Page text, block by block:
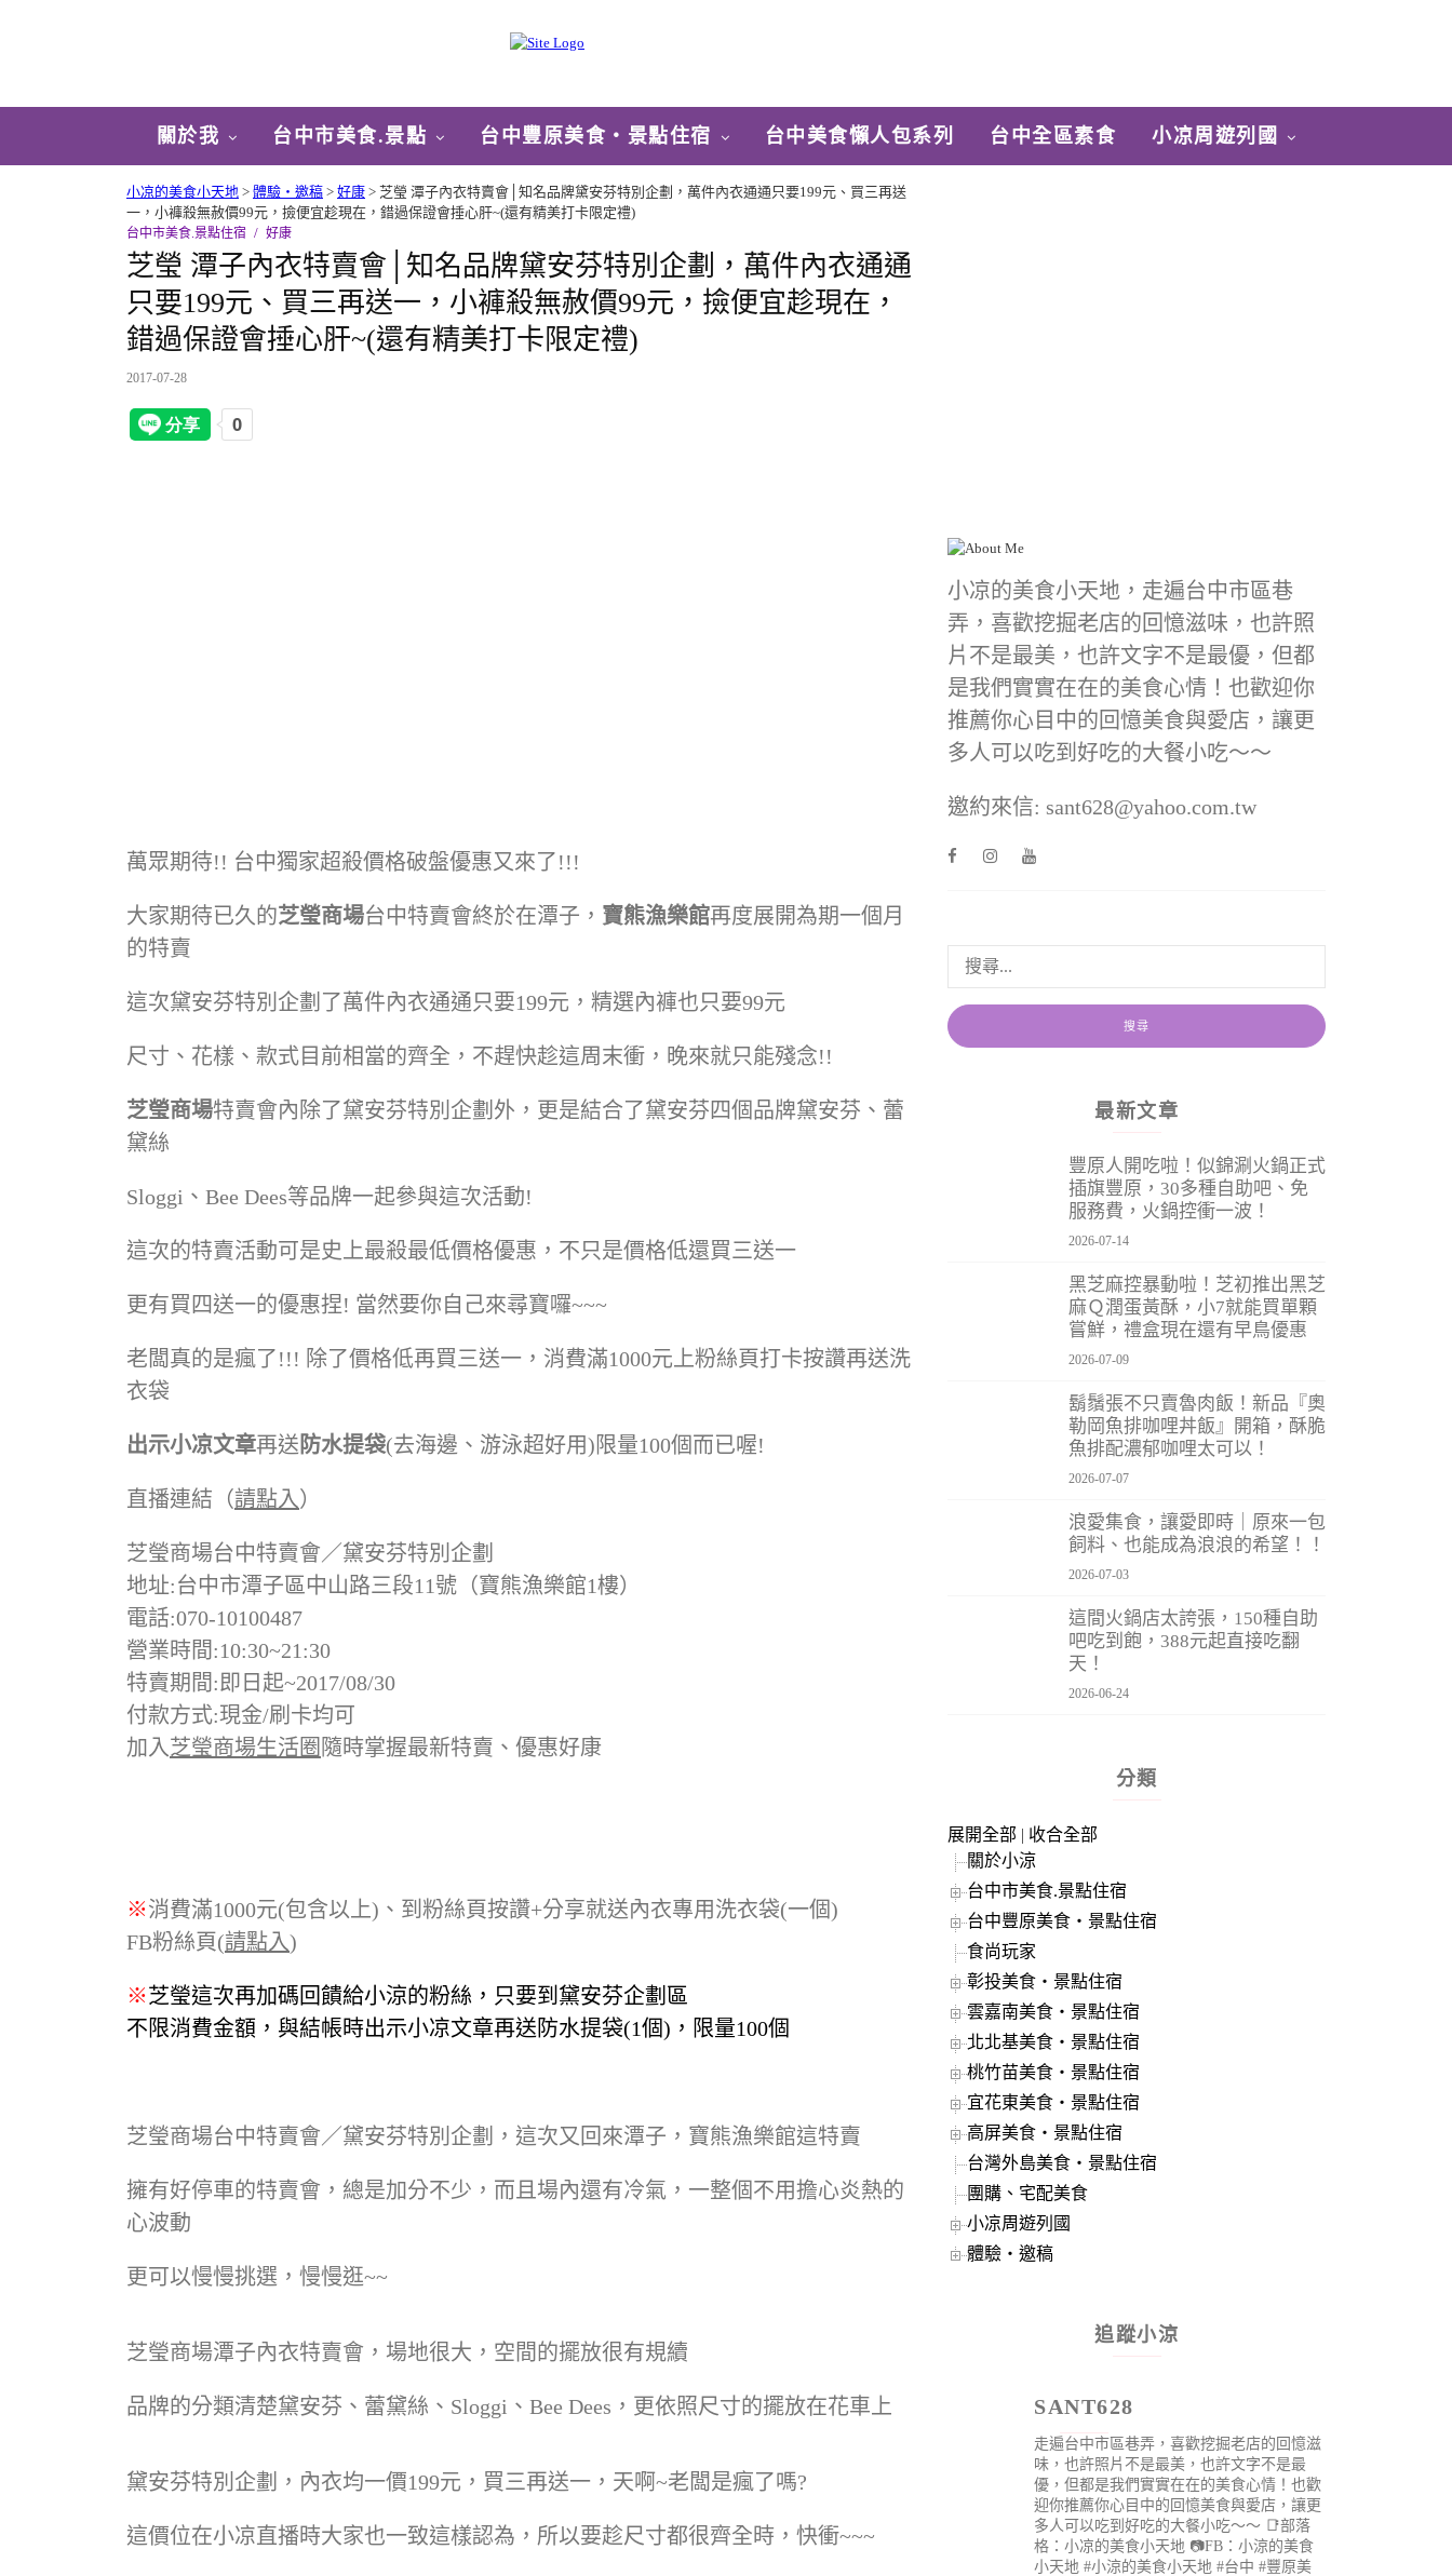
關於我 台中市美食.景點 台中豐原美食‧景點住宿 台中美食懶人包系列 台中全區素食 小凉周遊列國
小凉的美食小天地 > 體驗‧邀稿 > 好康 > 芝瑩 潭子內衣特賣會│知名品牌黛安芬特別企劃，萬件內衣通通只要199元、買三再送
一，小褲殺無赦價99元，撿便宜趁現在，錯過保證會捶心肝~(還有精美打卡限定禮)
台中市美食.景點住宿 好康
芝瑩 潭子內衣特賣會│知名品牌黛安芬特別企劃，萬件內衣通通
只要199元、買三再送一，小褲殺無赦價99元，撿便宜趁現在，
錯過保證會捶心肝~(還有精美打卡限定禮)
2017-07-28
萬眾期待!! 台中獨家超殺價格破盤優惠又來了!!!
大家期待已久的芝瑩商場台中特賣會終於在潭子， 寶熊漁樂館再度展開為期一個月
的特賣
這次黛安芬特別企劃了萬件內衣通通只要199元，精選內褲也只要99元
尺寸、花樣、款式目前相當的齊全，不趕快趁這周末衝，晚來就只能殘念!!
芝瑩商場特賣會內除了黛安芬特別企劃外，更是結合了黛安芬四個品牌黛安芬、蕾
黛絲
Sloggi、Bee Dees等品牌一起參與這次活動!
這次的特賣活動可是史上最殺最低價格優惠，不只是價格低還買三送一
更有買四送一的優惠捏! 當然要你自己來尋寶囉~~~
老闆真的是瘋了!!! 除了價格低再買三送一，消費滿1000元上粉絲頁打卡按讚再送洗
衣袋
出示小凉文章再送 防水提袋(去海邊、游泳超好用)限量100個而已喔!
直播連結（請點入）
芝瑩商場台中特賣會／黛安芬特別企劃
地址:台中市潭子區中山路三段11號（寶熊漁樂館1樓）
電話:070-10100487
營業時間:10:30~21:30
特賣期間:即日起~2017/08/30
付款方式:現金/刷卡均可
加入芝瑩商場生活圈 隨時掌握最新特賣、優惠好康
※消費滿1000元(包含以上)、到粉絲頁按讚+分享就送內衣專用洗衣袋(一個)
FB粉絲頁(請點入)
※芝瑩這次再加碼回饋給小涼的粉絲，只要到黛安芬企劃區
不限消費金額，與結帳時出示小凉文章再送防水提袋(1個)，限量100個
芝瑩商場台中特賣會／黛安芬特別企劃，這次又回來潭子，寶熊漁樂館這特賣
擁有好停車的特賣會，總是加分不少，而且場內還有冷氣，一整個不用擔心炎熱的
心波動
更可以慢慢挑選，慢慢逛~~
芝瑩商場潭子內衣特賣會，場地很大，空間的擺放很有規續
品牌的分類清楚黛安芬、蕾黛絲、Sloggi、Bee Dees，更依照尺寸的擺放在花車上
黛安芬特別企劃，內衣均一價199元，買三再送一，天啊~老闆是瘋了嗎?
這價位在小凉直播時大家也一致這樣認為，所以要趁尺寸都很齊全時，快衝~~~
小凉的美食小天地，走遍台中市區巷
弄，喜歡挖掘老店的回憶滋味，也許照
片不是最美，也許文字不是最優，但都
是我們實實在在的美食心情！也歡迎你
推薦你心目中的回憶美食與愛店，讓更
多人可以吃到好吃的大餐小吃～～
邀約來信: sant628@yahoo.com.tw
最新文章
豐原人開吃啦！似錦涮火鍋正式
插旗豐原，30多種自助吧、免
服務費，火鍋控衝一波！
2026-07-14
黑芝麻控暴動啦！芝初推出黑芝
麻Ｑ潤蛋黃酥，小7就能買單顆
嘗鮮，禮盒現在還有早鳥優惠
2026-07-09
鬍鬚張不只賣魯肉飯！新品『奧
勒岡魚排咖哩丼飯』開箱，酥脆
魚排配濃郁咖哩太可以！
2026-07-07
浪愛集食，讓愛即時｜原來一包
飼料、也能成為浪浪的希望！！
2026-07-03
這間火鍋店太誇張，150種自助
吧吃到飽，388元起直接吃翻
天！
2026-06-24
分類
展開全部 | 收合全部
關於小涼
台中市美食.景點住宿
台中豐原美食‧景點住宿
食尚玩家
彰投美食‧景點住宿
雲嘉南美食‧景點住宿
北北基美食‧景點住宿
桃竹苗美食‧景點住宿
宜花東美食‧景點住宿
高屏美食‧景點住宿
台灣外島美食‧景點住宿
團購、宅配美食
小凉周遊列國
體驗‧邀稿
追蹤小涼
SANT628
走遍台中市區巷弄，喜歡挖掘老店的回憶滋
味，也許照片不是最美，也許文字不是最
優，但都是我們實實在在的美食心情！也歡
迎你推薦你心目中的回憶美食與愛店，讓更
多人可以吃到好吃的大餐小吃～～ 📑部落
格：小凉的美食小天地 📷FB：小涼的美食
小天地 #小涼的美食小天地 #台中 #豐原美